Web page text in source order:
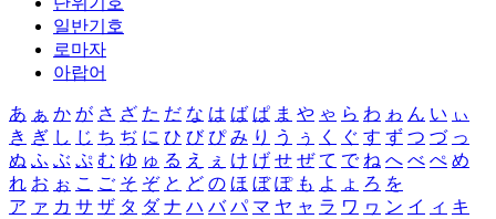
일반기호
로마자
아랍어
あ ぁ か が さ ざ た だ な は ば ぱ ま や ゃ ら わ ゎ ん い ぃ
き ぎ し じ ち ぢ に ひ び ぴ み り う ぅ く ぐ す ず つ づ っ
ぬ ふ ぶ ぷ む ゆ ゅ る え ぇ け げ せ ぜ て で ね へ べ ぺ め
れ お ぉ こ ご そ ぞ と ど の ほ ぼ ぽ も よ ょ ろ を
ア ァ カ サ ザ タ ダ ナ ハ バ パ マ ヤ ャ ラ ワ ヮ ン イ ィ キ